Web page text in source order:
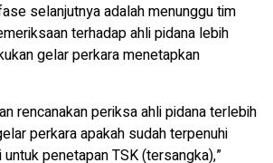
selanjutnya adalah menunggu tim
terhadap ahli pidana lebih
gelar perkara menetapkan
rencanakan periksa ahli pidana terlebih
perkara apakah sudah terpenuhi
penetapan TSK (tersangka),”